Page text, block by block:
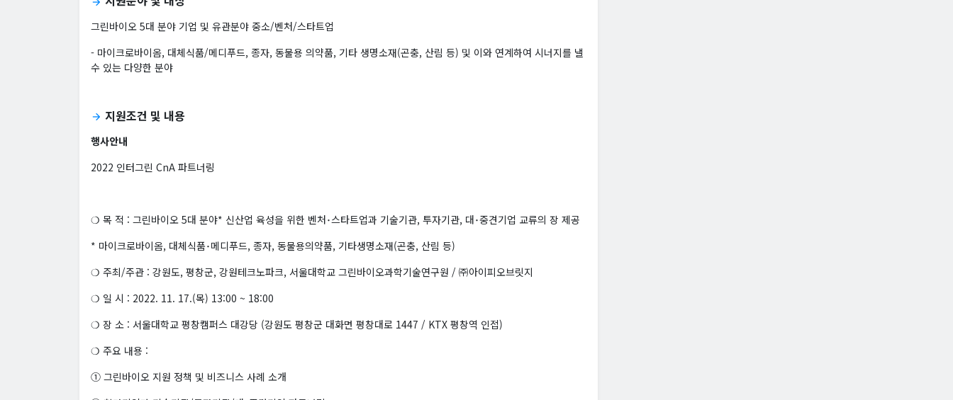
그린바이오 5대 분야 기업 및 유관분야 중소/벤처/스타트업
- 마이크로바이옴, 대체식품/메디푸드, 종자, 동물용 의약품, 기타 생명소재(곤충, 산림 등) 및 이와 연계하여 시너지를 낼
수 있는 다양한 분야
arrow_forward 지원조건 및 내용
행사안내
2022 인터그린 CnA 파트너링
❍ 목 적 : 그린바이오 5대 분야* 신산업 육성을 위한 벤처･스타트업과 기술기관, 투자기관, 대･중견기업 교류의 장 제공
* 마이크로바이옴, 대체식품･메디푸드, 종자, 동물용의약품, 기타생명소재(곤충, 산림 등)
❍ 주최/주관 : 강원도, 평창군, 강원테크노파크, 서울대학교 그린바이오과학기술연구원 / ㈜아이피오브릿지
❍ 일 시 : 2022. 11. 17.(목) 13:00 ~ 18:00
❍ 장 소 : 서울대학교 평창캠퍼스 대강당 (강원도 평창군 대화면 평창대로 1447 / KTX 평창역 인접)
❍ 주요 내용 :
① 그린바이오 지원 정책 및 비즈니스 사례 소개